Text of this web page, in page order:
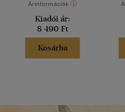
Árinformációk
Kiadói ár:
8 490 Ft
Kosárba